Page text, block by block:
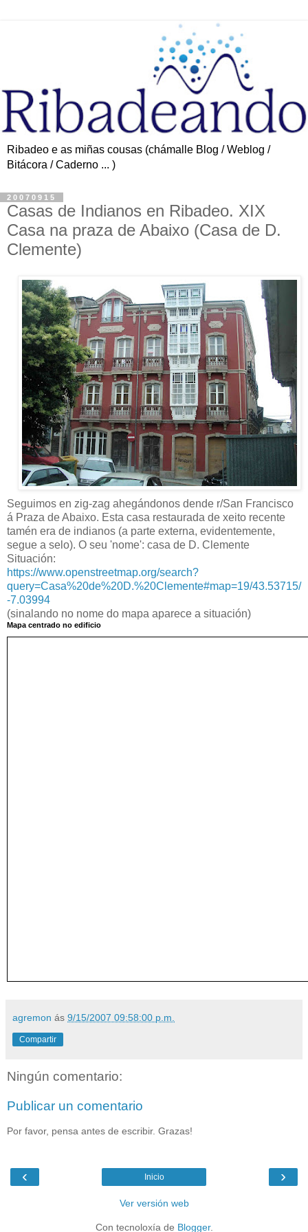
Ribadeo e as miñas cousas (chámalle Blog / Weblog /
Bitácora / Caderno ... )
20070915
Casas de Indianos en Ribadeo. XIX
Casa na praza de Abaixo (Casa de D.
Clemente)
Seguimos en zig-zag ahegándonos dende r/San Francisco
á Praza de Abaixo. Esta casa restaurada de xeito recente
tamén era de indianos (a parte externa, evidentemente,
segue a selo). O seu 'nome': casa de D. Clemente
Situación:
https://www.openstreetmap.org/search?
query=Casa%20de%20D.%20Clemente#map=19/43.53715/
-7.03994
(sinalando no nome do mapa aparece a situación)
Mapa centrado no edificio
agremon ás 9/15/2007 09:58:00 p.m.
Compartir
Ningún comentario:
Publicar un comentario
Por favor, pensa antes de escribir. Grazas!
‹ ›
Inicio
Ver versión web
Con tecnoloxía de Blogger.